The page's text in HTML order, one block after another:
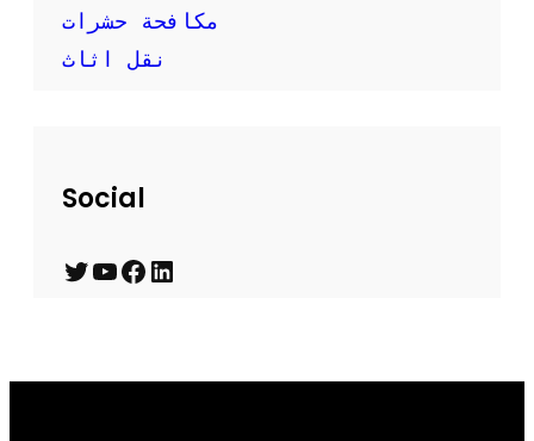
مكافحة حشرات
نقل اثاث
Social
T Y F L